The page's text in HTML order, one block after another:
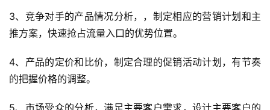
3、竞争对手的产品情况分析，，制定相应的营销计划和主
推方案，快速抢占流量入口的优势位置。
4、产品的定价和比价，制定合理的促销活动计划，有节奏
的把握价格的调整。